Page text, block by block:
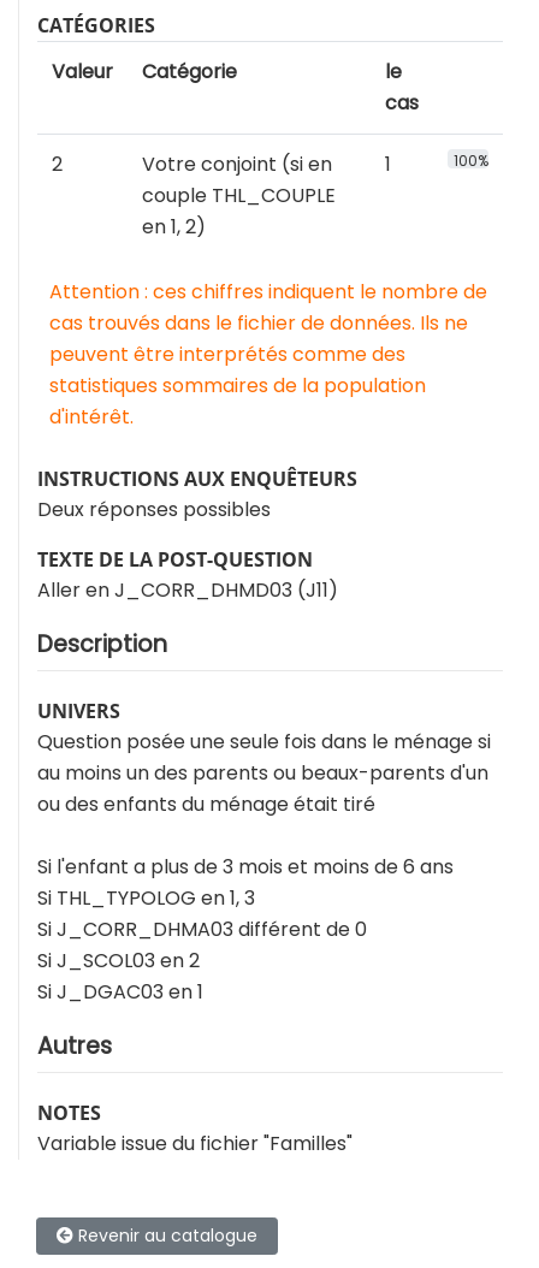
CATÉGORIES
Valeur Catégorie
le
cas
2
Votre conjoint (si en
couple THL_COUPLE
en 1, 2)
1 100%
Attention : ces chiffres indiquent le nombre de
cas trouvés dans le fichier de données. Ils ne
peuvent être interprétés comme des
statistiques sommaires de la population
d'intérêt.
INSTRUCTIONS AUX ENQUÊTEURS
Deux réponses possibles
TEXTE DE LA POST-QUESTION
Aller en J_CORR_DHMD03 (J11)
Description
UNIVERS
Question posée une seule fois dans le ménage si
au moins un des parents ou beaux-parents d'un
ou des enfants du ménage était tiré
Si l'enfant a plus de 3 mois et moins de 6 ans
Si THL_TYPOLOG en 1, 3
Si J_CORR_DHMA03 différent de 0
Si J_SCOL03 en 2
Si J_DGAC03 en 1
Autres
NOTES
Variable issue du fichier "Familles"
Revenir au catalogue